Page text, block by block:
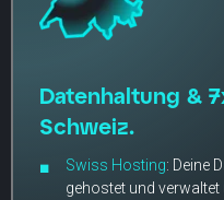
Datenhaltung &
Schweiz.
Swiss Hosting: Deine
gehostet und